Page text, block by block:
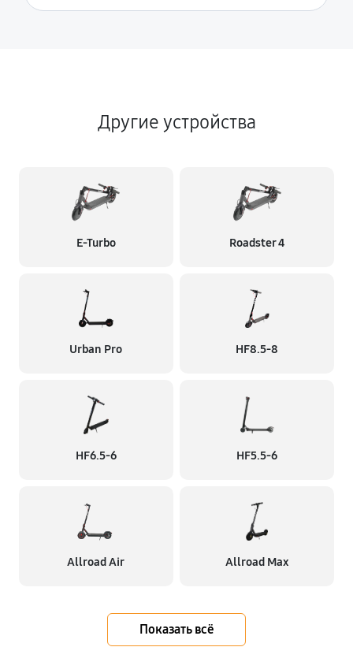
Другие устройства
E-Turbo Roadster 4
Urban Pro HF8.5-8
HF6.5-6 HF5.5-6
Allroad Air Allroad Max
Показать всё